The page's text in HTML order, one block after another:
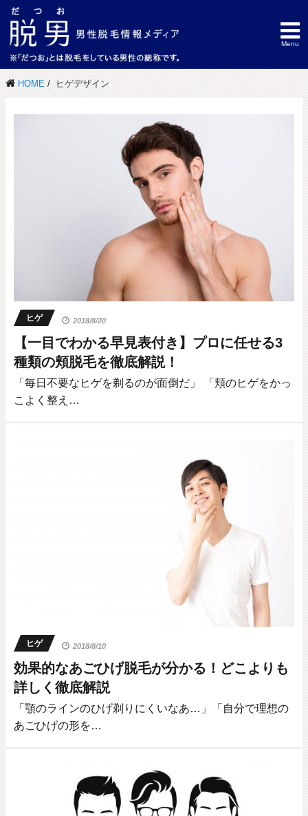
HOME ヒゲデザイン
ヒゲ 2018/8/20
【一目でわかる早見表付き】プロに任せる3
種類の頬脱毛を徹底解説！
「毎日不要なヒゲを剃るのが面倒だ」 「頬のヒゲをかっ
こよく整え…
ヒゲ 2018/8/10
効果的なあごひげ脱毛が分かる！どこよりも
詳しく徹底解説
「顎のラインのひげ剃りにくいなあ…」「自分で理想の
あごひげの形を…